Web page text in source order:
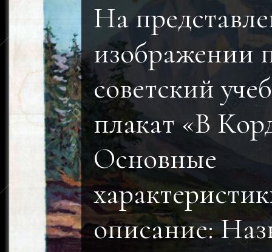
На
изображении
советский
плакат «В
Основные
описание: